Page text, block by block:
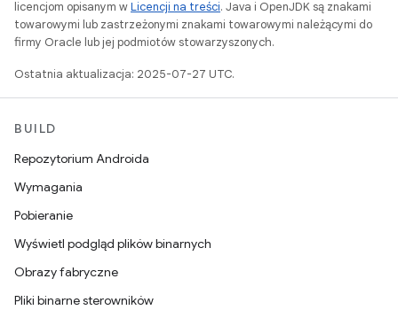
licencjom opisanym wLicencji na treści. Java i OpenJDK są znakami
towarowymi lub zastrzeżonymi znakami towarowymi należącymi do
firmy Oracle lub jej podmiotów stowarzyszonych.
Ostatnia aktualizacja: 2025-07-27 UTC.
BUILD
Repozytorium Androida
Wymagania
Pobieranie
Wyświetl podgląd plików binarnych
Obrazy fabryczne
Pliki binarne sterowników